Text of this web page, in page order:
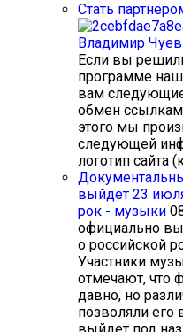
Стать
Владимир Чуев
Если вы
программе
вам
обмен
этого мы
следующей
логотип сайта
выйдет 23
рок - музыки
официально
о российской
Участники
отмечают, что
давно, но
позволяли